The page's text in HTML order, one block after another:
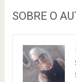
SOBRE O